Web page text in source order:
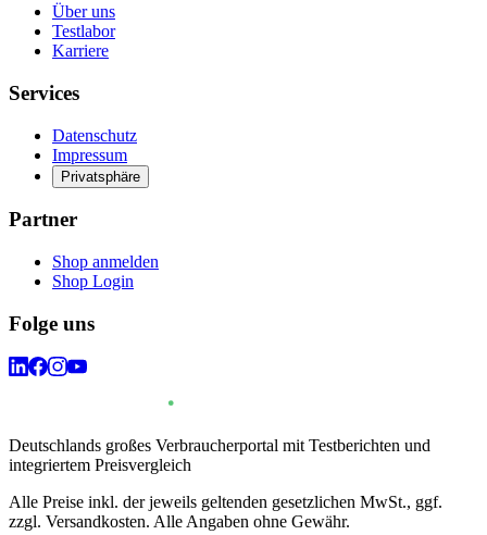
Über uns
Testlabor
Karriere
Services
Datenschutz
Impressum
Privatsphäre
Partner
Shop anmelden
Shop Login
Folge uns
Deutschlands großes Verbraucherportal mit Testberichten und
integriertem Preisvergleich
Alle Preise inkl. der jeweils geltenden gesetzlichen MwSt., ggf.
zzgl. Versandkosten. Alle Angaben ohne Gewähr.